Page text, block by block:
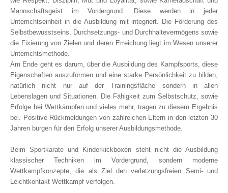
Mannschaftsgeist im Vordergrund. Diese werden in jeder
Unterrichtseinheit in die Ausbildung mit integriert. Die Förderung des
Selbstbewusstseins, Durchsetzungs- und Durchhaltevermögens sowie
die Fixierung von Zielen und deren Erreichung liegt im Wesen unserer
Unterrichtsmethode.
Am Ende geht es darum, über die Ausbildung des Kampfsports, diese
Eigenschaften auszuformen und eine starke Persönlichkeit zu bilden,
natürlich nicht nur auf der Trainingsfläche sondern in allen
Lebenslagen und Situationen. Die Fähigkeit zum Selbstschutz, sowie
Erfolge bei Wettkämpfen und vieles mehr, tragen zu diesem Ergebnis
bei. Positive Rückmeldungen von zahlreichen Eltern in den letzten 30
Jahren bürgen für den Erfolg unserer Ausbildungsmethode.
Beim Sportkarate und Kinderkickboxen steht nicht die Ausbildung
klassischer Techniken im Vordergrund, sondern moderne
Wettkampfkonzepte, die als Ziel den verletzungsfreien Semi- und
Leichtkontakt Wettkampf verfolgen.